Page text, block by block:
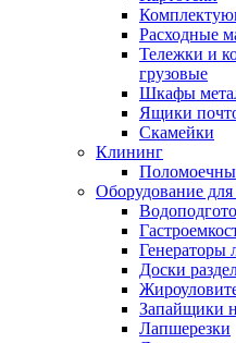
Расходные
Тележки и
грузовые
Шкафы
Ящики
Скамейки
Клининг
Оборудование
Генераторы
Доски
Запайщики
Лапшерезки